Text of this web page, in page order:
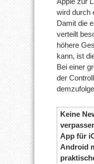
wird durch
Damit die
verteilt
höhere
kann, ist
Bei einer
der
Keine
App für
Android